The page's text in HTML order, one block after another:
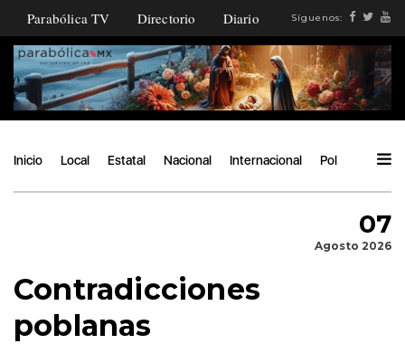
Parabólica TV Directorio Diario Síguenos:
Inicio Local Estatal Nacional Internacional Política
07
Agosto 2026
Contradicciones
poblanas